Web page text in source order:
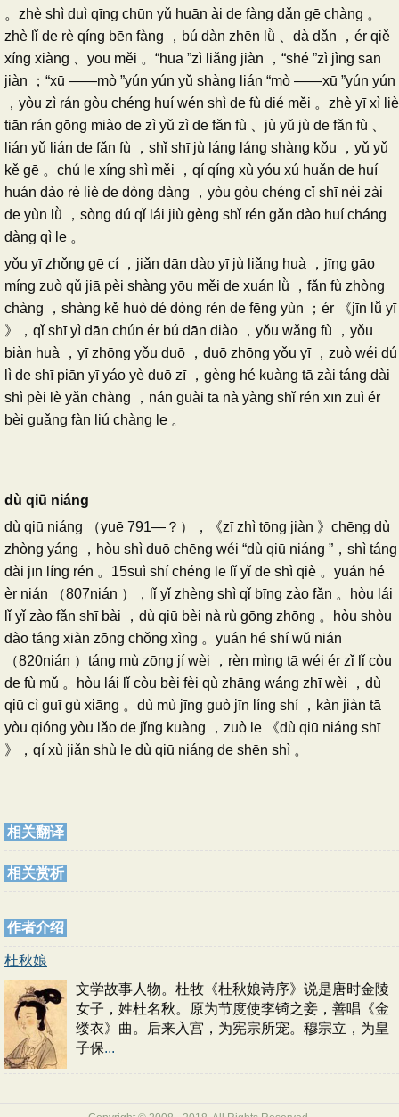
。zhè shì duì qīng chūn yǔ huān ài de fàng dǎn gē chàng 。
zhè lǐ de rè qíng bēn fàng ，bú dàn zhēn lǜ 、dà dǎn ，ér qiě
xíng xiàng 、yōu měi 。“huā ”zì liǎng jiàn ，“shé ”zì jìng sān
jiàn ；“xū ——mò ”yún yún yǔ shàng lián “mò ——xū ”yún yún
，yòu zì rán gòu chéng huí wén shì de fù dié měi 。zhè yī xì liè
tiān rán gōng miào de zì yǔ zì de fǎn fù 、jù yǔ jù de fǎn fù 、
lián yǔ lián de fǎn fù ，shǐ shī jù láng láng shàng kǒu ，yǔ yǔ
kě gē 。chú le xíng shì měi ，qí qíng xù yóu xú huǎn de huí
huán dào rè liè de dòng dàng ，yòu gòu chéng cǐ shī nèi zài
de yùn lǜ ，sòng dú qǐ lái jiù gèng shǐ rén gǎn dào huí cháng
dàng qì le 。
yǒu yī zhǒng gē cí ，jiǎn dān dào yī jù liǎng huà ，jīng gāo
míng zuò qǔ jiā pèi shàng yōu měi de xuán lǜ ，fǎn fù zhòng
chàng ，shàng kě huò dé dòng rén de fēng yùn ；ér 《jīn lǚ yī
》，qǐ shī yì dān chún ér bú dān diào ，yǒu wǎng fù ，yǒu
biàn huà ，yī zhōng yǒu duō ，duō zhōng yǒu yī ，zuò wéi dú
lì de shī piān yī yáo yè duō zī ，gèng hé kuàng tā zài táng dài
shì pèi lè yǎn chàng ，nán guài tā nà yàng shǐ rén xīn zuì ér
bèi guǎng fàn liú chàng le 。
dù qiū niáng
dù qiū niáng （yuē 791—？），《zī zhì tōng jiàn 》chēng dù
zhòng yáng ，hòu shì duō chēng wéi “dù qiū niáng ”，shì táng
dài jīn líng rén 。15suì shí chéng le lǐ yǐ de shì qiè 。yuán hé
èr nián （807nián ），lǐ yǐ zhèng shì qǐ bīng zào fǎn 。hòu lái
lǐ yǐ zào fǎn shī bài ，dù qiū bèi nà rù gōng zhōng 。hòu shòu
dào táng xiàn zōng chǒng xìng 。yuán hé shí wǔ nián
（820nián ）táng mù zōng jí wèi ，rèn mìng tā wéi ér zǐ lǐ còu
de fù mǔ 。hòu lái lǐ còu bèi fèi qù zhāng wáng zhī wèi ，dù
qiū cì guī gù xiāng 。dù mù jīng guò jīn líng shí ，kàn jiàn tā
yòu qióng yòu lǎo de jǐng kuàng ，zuò le 《dù qiū niáng shī
》，qí xù jiǎn shù le dù qiū niáng de shēn shì 。
相关翻译
相关赏析
作者介绍
杜秋娘
文学故事人物。杜牧《杜秋娘诗序》说是唐时金陵
女子，姓杜名秋。原为节度使李锜之妾，善唱《金
缕衣》曲。后来入宫，为宪宗所宠。穆宗立，为皇
子保...